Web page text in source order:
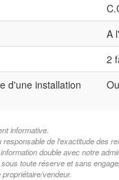
A
2
d'une installation
informative.
responsable de l'exactitude des
double avec notre
toute réserve et sans
vendeur.